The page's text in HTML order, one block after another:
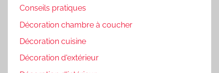
Conseils pratiques
Décoration chambre à coucher
Décoration cuisine
Décoration d'extérieur